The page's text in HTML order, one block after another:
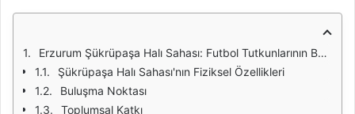
Erzurum Şükrüpaşa Halı Sahası: Futbol Tutkunlarının Buluşma Noktası
Şükrüpaşa Halı Sahası'nın Fiziksel Özellikleri
Buluşma Noktası
Toplumsal Katkı